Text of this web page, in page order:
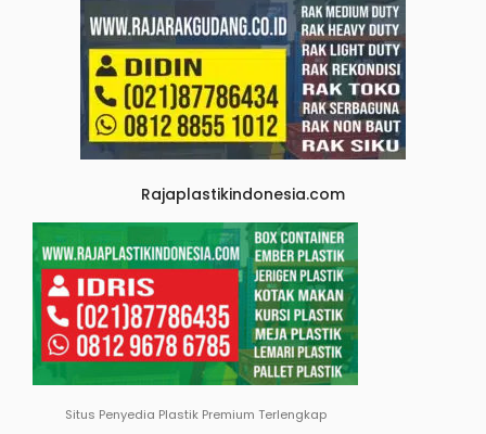
Rajaplastikindonesia.com
Situs Penyedia Plastik Premium Terlengkap